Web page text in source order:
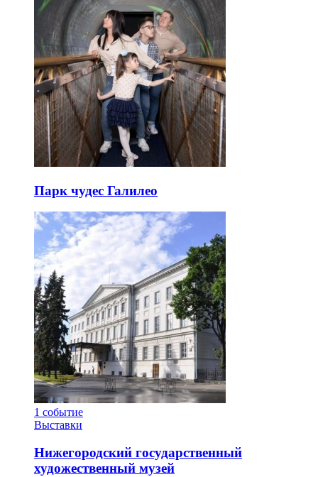
Парк чудес Галилео
1 событие
Выставки
Нижегородский государственный
художественный музей